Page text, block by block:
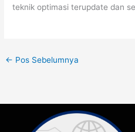
teknik optimasi terupdate dan
← Pos Sebelumnya